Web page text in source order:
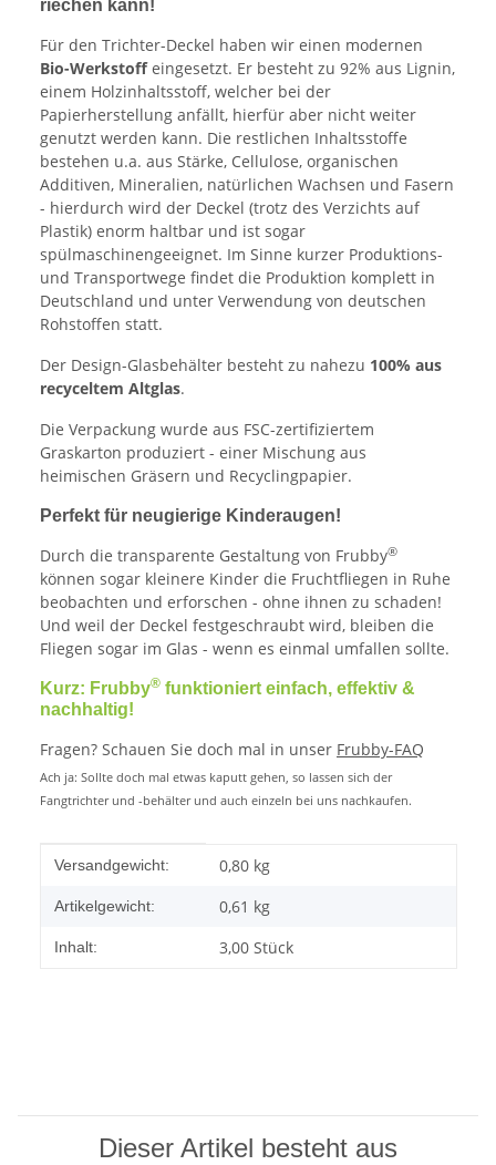
riechen kann!
Für den Trichter-Deckel haben wir einen modernen
Bio-Werkstoffeingesetzt. Er besteht zu 92% aus Lignin,
einem Holzinhaltsstoff, welcher bei der
Papierherstellung anfällt, hierfür aber nicht weiter
genutzt werden kann. Die restlichen Inhaltsstoffe
bestehen u.a. aus Stärke, Cellulose, organischen
Additiven, Mineralien, natürlichen Wachsen und Fasern
- hierdurch wird der Deckel (trotz des Verzichts auf
Plastik) enorm haltbar und ist sogar
spülmaschinengeeignet. Im Sinne kurzer Produktions-
und Transportwege findet die Produktion komplett in
Deutschland und unter Verwendung von deutschen
Rohstoffen statt.
Der Design-Glasbehälter besteht zu nahezu 100% aus
recyceltem Altglas.
Die Verpackung wurde aus FSC-zertifiziertem
Graskarton produziert - einer Mischung aus
heimischen Gräsern und Recyclingpapier.
Perfekt für neugierige Kinderaugen!
Durch die transparente Gestaltung von Frubby®
können sogar kleinere Kinder die Fruchtfliegen in Ruhe
beobachten und erforschen - ohne ihnen zu schaden!
Und weil der Deckel festgeschraubt wird, bleiben die
Fliegen sogar im Glas - wenn es einmal umfallen sollte.
Kurz: Frubby® funktioniert einfach, effektiv &
nachhaltig!
Fragen? Schauen Sie doch mal in unser Frubby-FAQ
Ach ja: Sollte doch mal etwas kaputt gehen, so lassen sich der
Fangtrichter und -behälter und auch einzeln bei uns nachkaufen.
Produkteigenschaft
Wert
Versandgewicht: 0,80 kg
Artikelgewicht: 0,61 kg
Inhalt: 3,00 Stück
Dieser Artikel besteht aus